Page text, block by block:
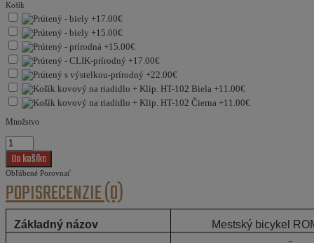
Košík
Množstvo
Obľúbené Porovnať
POPISRECENZIE (0)
Základný názov
Mestský bicykel